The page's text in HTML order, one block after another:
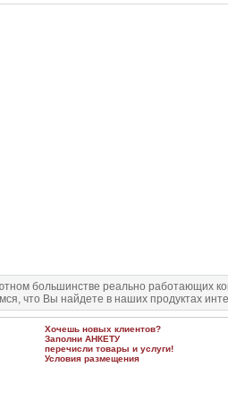
большинстве реально работающих
что Вы найдете в наших продуктах
Хочешь новых клиентов?
Заполни АНКЕТУ
перечисли товары и услуги!
Условия размещения